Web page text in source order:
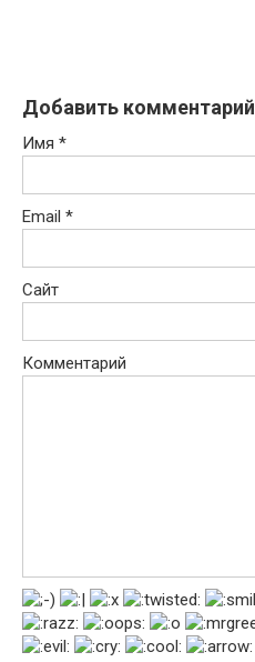
Добавить комментарий
Имя *
Email *
Сайт
Комментарий